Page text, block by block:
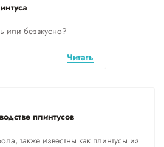
или безвкусно?
Читать
плинтусов
также известны как плинтусы из